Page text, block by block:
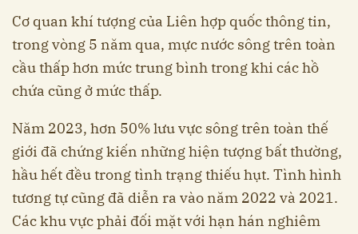
Cơ quan khí tượng của Liên hợp quốc thông tin,
trong vòng 5 năm qua, mực nước sông trên toàn
cầu thấp hơn mức trung bình trong khi các hồ
chứa cũng ở mức thấp.
Năm 2023, hơn 50% lưu vực sông trên toàn thế
giới đã chứng kiến những hiện tượng bất thường,
hầu hết đều trong tình trạng thiếu hụt. Tình hình
tương tự cũng đã diễn ra vào năm 2022 và 2021.
Các khu vực phải đối mặt với hạn hán nghiêm